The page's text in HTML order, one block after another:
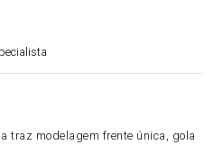
traz modelagem frente única, gola